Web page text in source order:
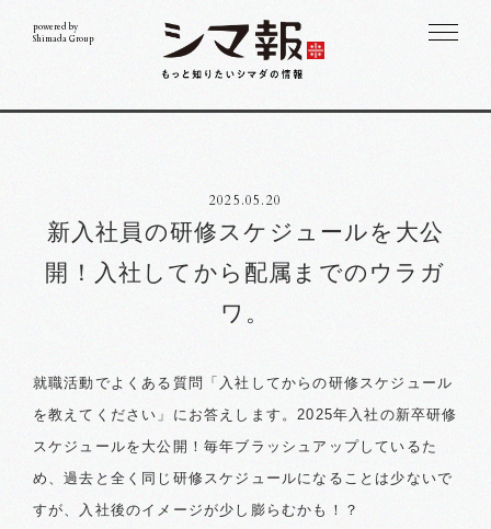
powered by
Shimada Group
2025.05.20
新入社員の研修スケジュールを大公
開！ 入社してから配属までのウラガ
ワ。
就職活動でよくある質問「入社してからの研修スケジュール
を教えてください」にお答えします。2025年入社の新卒研修
スケジュールを大公開！毎年ブラッシュアップしているた
め、過去と全く同じ研修スケジュールになることは少ないで
すが、入社後のイメージが少し膨らむかも！？